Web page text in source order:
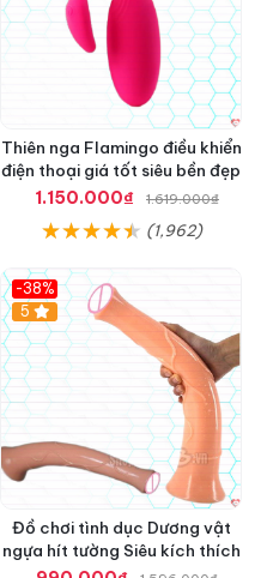
Thiên nga Flamingo điều khiển
điện thoại giá tốt siêu bền đẹp
1.150.000₫
1.619.000₫
(1,962)
-38%
Hot
5
Đồ chơi tình dục Dương vật
ngựa hít tường Siêu kích thích